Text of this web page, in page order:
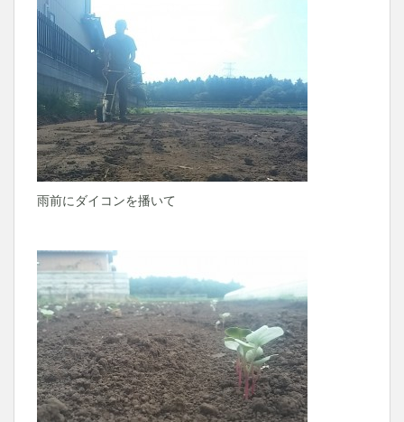
雨前にダイコンを播いて